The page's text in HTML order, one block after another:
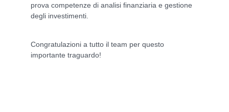
prova competenze di analisi finanziaria e gestione
degli investimenti.
Congratulazioni a tutto il team per questo
importante traguardo!